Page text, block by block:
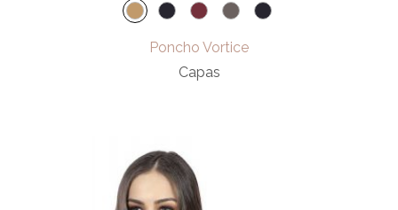
Poncho Vortice
Capas